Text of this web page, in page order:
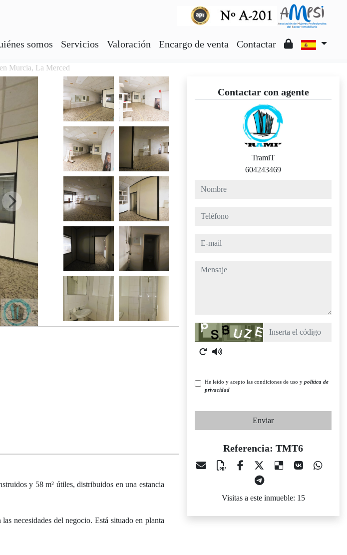
somos Servicios Valoración Encargo de venta Contactar
Murcia, La Merced
y 58 m² útiles, distribuidos en una estancia
necesidades del negocio. Está situado en planta
Contactar con agente
TramiT
604243469
nombre
teléfono
e-mail
mensaje
Captcha
He leído y acepto las condiciones de uso y política de
privacidad
Enviar
Referencia: TMT6
Visitas a este inmueble: 15